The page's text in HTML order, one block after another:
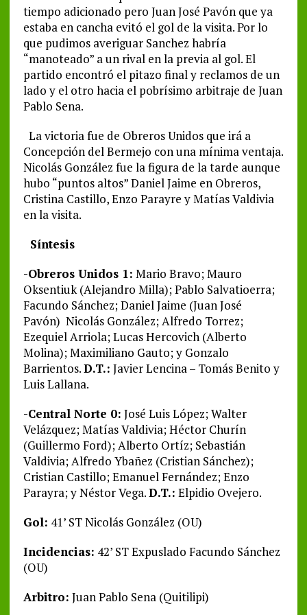
tiempo adicionado pero Juan José Pavón que ya
estaba en cancha evitó el gol de la visita. Por lo
que pudimos averiguar Sanchez habría
“manoteado” a un rival en la previa al gol. El
partido encontró el pitazo final y reclamos de un
lado y el otro hacia el pobrísimo arbitraje de Juan
Pablo Sena.
La victoria fue de Obreros Unidos que irá a
Concepción del Bermejo con una mínima ventaja.
Nicolás González fue la figura de la tarde aunque
hubo “puntos altos” Daniel Jaime en Obreros,
Cristina Castillo, Enzo Parayre y Matías Valdivia
en la visita.
Síntesis
-Obreros Unidos 1: Mario Bravo; Mauro
Oksentiuk (Alejandro Milla); Pablo Salvatioerra;
Facundo Sánchez; Daniel Jaime (Juan José
Pavón) Nicolás González; Alfredo Torrez;
Ezequiel Arriola; Lucas Hercovich (Alberto
Molina); Maximiliano Gauto; y Gonzalo
Barrientos.D.T.: Javier Lencina – Tomás Benito y
Luis Lallana.
-Central Norte 0: José Luis López; Walter
Velázquez; Matías Valdivia; Héctor Churín
(Guillermo Ford); Alberto Ortíz; Sebastián
Valdivia; Alfredo Ybañez (Cristian Sánchez);
Cristian Castillo; Emanuel Fernández; Enzo
Parayra; y Néstor Vega.D.T.: Elpidio Ovejero.
Gol: 41’ ST Nicolás González (OU)
Incidencias: 42’ ST Expuslado Facundo Sánchez
(OU)
Arbitro: Juan Pablo Sena (Quitilipi)